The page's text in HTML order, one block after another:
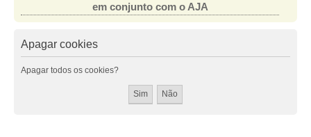
em conjunto com o AJA
Apagar cookies
Apagar todos os cookies?